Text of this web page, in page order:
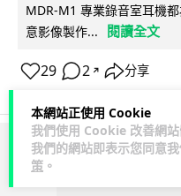
本網站正使用 Cookie
我們使用 Cookie 改善網
我們的網站即表示您同意
策 。
MDR-M1 專業錄音室耳機
意影像製作...
閱讀全文
29 2 ↗ 分享
ADVERTISEMENT